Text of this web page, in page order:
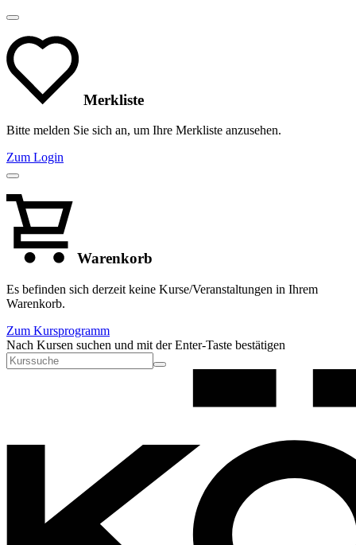
Merkliste
Bitte melden Sie sich an, um Ihre Merkliste anzusehen.
Zum Login
Warenkorb
Es befinden sich derzeit keine Kurse/Veranstaltungen in Ihrem
Warenkorb.
Zum Kursprogramm
Nach Kursen suchen und mit der Enter-Taste bestätigen